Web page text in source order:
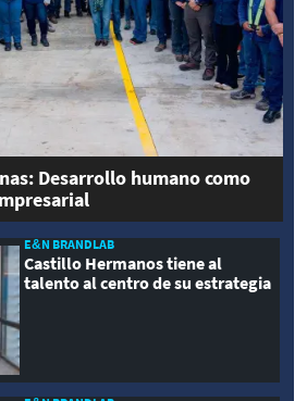
Desarrollo humano como
E&N BRANDLAB
Castillo Hermanos tiene al
talento al centro de su estrategia